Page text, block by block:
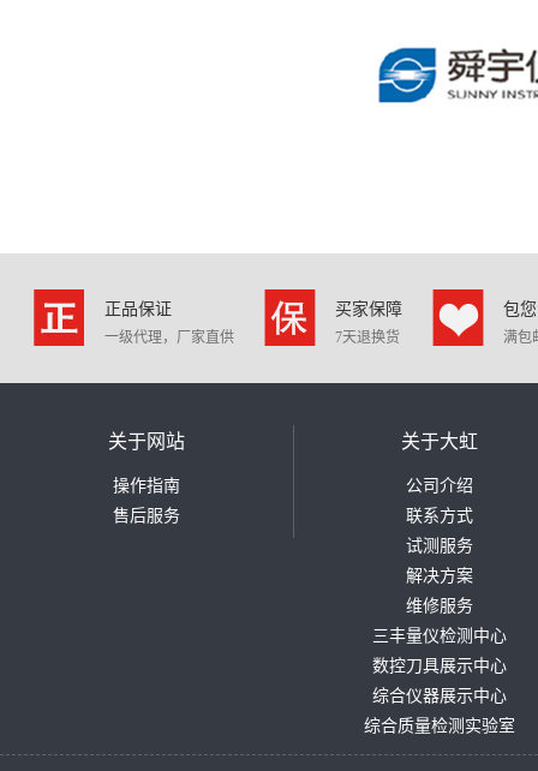
正品保证
一级代理，厂家直供
买家保障
7天退换货
包
满包
关于网站
操作指南
售后服务
关于大虹
公司介绍
联系方式
试测服务
解决方案
维修服务
三丰量仪检测中心
数控刀具展示中心
综合仪器展示中心
综合质量检测实验室